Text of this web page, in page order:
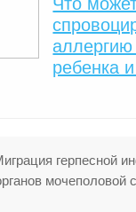
ребенка
герпесной
мочеполовой